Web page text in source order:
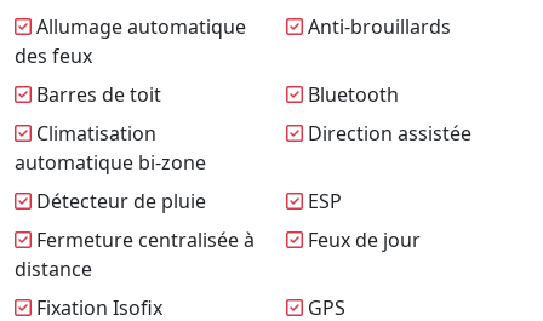
Allumage automatique
des feux
Anti-brouillards
Barres de toit
Bluetooth
Climatisation
automatique bi-zone
Direction assistée
Détecteur de pluie
ESP
Fermeture centralisée à
distance
Feux de jour
Fixation Isofix
GPS